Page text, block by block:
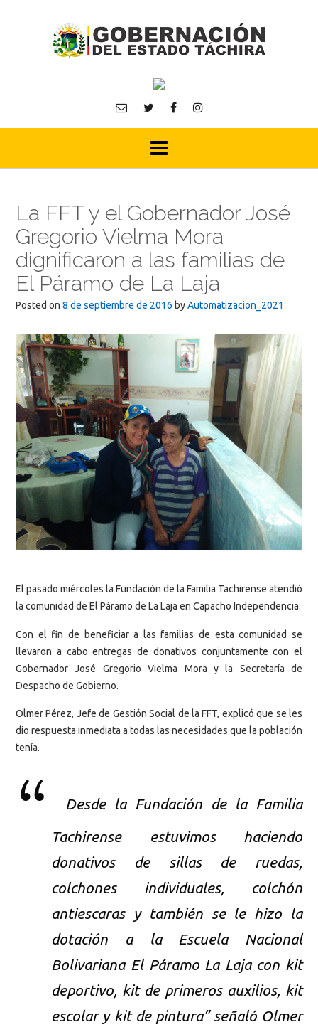
La FFT y el Gobernador José
Gregorio Vielma Mora
dignificaron a las familias de
El Páramo de La Laja
Posted on 8 de septiembre de 2016 byAutomatizacion_2021
El pasado miércoles la Fundación de la Familia Tachirense atendió
la comunidad de El Páramo de La Laja en Capacho Independencia.
Con el fin de beneficiar a las familias de esta comunidad se
llevaron a cabo entregas de donativos conjuntamente con el
Gobernador José Gregorio Vielma Mora y la Secretaría de
Despacho de Gobierno.
Olmer Pérez, Jefe de Gestión Social de la FFT, explicó que se les
dio respuesta inmediata a todas las necesidades que la población
tenía.
Desde la Fundación de la Familia
Tachirense estuvimos haciendo
donativos de sillas de ruedas,
colchones individuales, colchón
antiescaras y también se le hizo la
dotación a la Escuela Nacional
Bolivariana El Páramo La Laja con kit
deportivo, kit de primeros auxilios, kit
escolar y kit de pintura” señaló Olmer